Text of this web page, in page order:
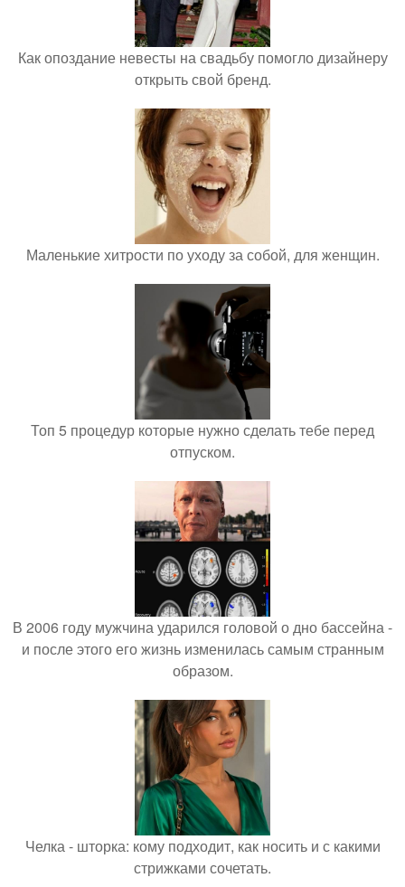
Как опоздание невесты на свадьбу помогло дизайнеру
открыть свой бренд.
Маленькие хитрости по уходу за собой, для женщин.
Топ 5 процедур которые нужно сделать тебе перед
отпуском.
В 2006 году мужчина ударился головой о дно бассейна -
и после этого его жизнь изменилась самым странным
образом.
Челка - шторка: кому подходит, как носить и с какими
стрижками сочетать.